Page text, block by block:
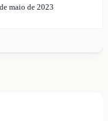
maio de 2023